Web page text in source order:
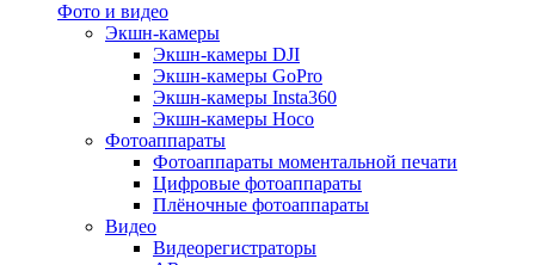
Фото и видео
Экшн-камеры
Экшн-камеры DJI
Экшн-камеры GoPro
Экшн-камеры Insta360
Экшн-камеры Hoco
Фотоаппараты
Фотоаппараты моментальной печати
Цифровые фотоаппараты
Плёночные фотоаппараты
Видео
Видеорегистраторы